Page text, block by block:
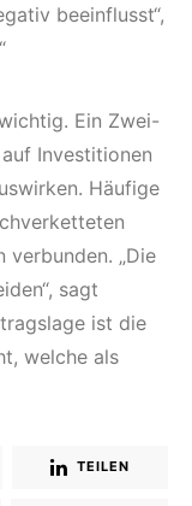
beeinflusst“,
Ein Zwei-
Investitionen
Häufige
verbunden. „Die
sagt
ist die
welche als
TEILEN